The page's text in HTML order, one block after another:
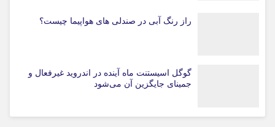
راز رنگ آبی در صندلی های هواپیما چیست؟
گوگل اسیستنت ماه آینده در اندروید غیرفعال و
جمینای جایگزین آن می‌شود